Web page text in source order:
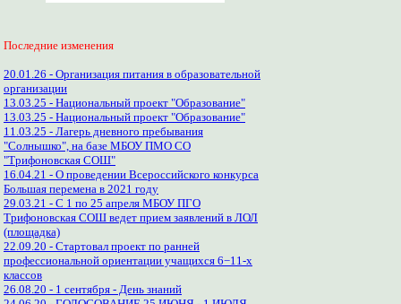
Последние изменения
20.01.26 - Организация питания в образовательной
организации
13.03.25 - Национальный проект "Образование"
13.03.25 - Национальный проект "Образование"
11.03.25 - Лагерь дневного пребывания
"Солнышко", на базе МБОУ ПМО СО
"Трифоновская СОШ"
16.04.21 - О проведении Всероссийского конкурса
Большая перемена в 2021 году
29.03.21 - С 1 по 25 апреля МБОУ ПГО
Трифоновская СОШ ведет прием заявлений в ЛОЛ
(площадка)
22.09.20 - Стартовал проект по ранней
профессиональной ориентации учащихся 6−11-х
классов
26.08.20 - 1 сентября - День знаний